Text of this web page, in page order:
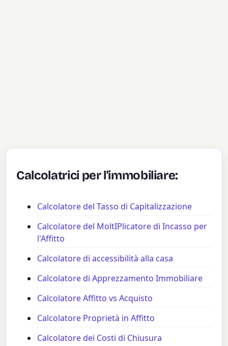
Calcolatrici per l'immobiliare:
Calcolatore del Tasso di Capitalizzazione
Calcolatore del MoltIPlicatore di Incasso per
l'Affitto
Calcolatore di accessibilità alla casa
Calcolatore di Apprezzamento Immobiliare
Calcolatore Affitto vs Acquisto
Calcolatore Proprietà in Affitto
Calcolatore dei Costi di Chiusura